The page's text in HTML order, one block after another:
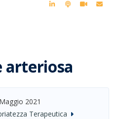
arteriosa
Maggio 2021
Terapeutica